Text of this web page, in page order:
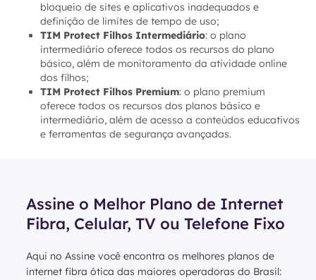
bloqueio de sites e aplicativos inadequados e
definição de limites de tempo de uso;
TIM Protect Filhos Intermediário: o plano
intermediário oferece todos os recursos do plano
básico, além de monitoramento da atividade online
dos filhos;
TIM Protect Filhos Premium: o plano premium
oferece todos os recursos dos planos básico e
intermediário, além de acesso a conteúdos educativos
e ferramentas de segurança avançadas.
Assine o Melhor Plano de Internet
Fibra, Celular, TV ou Telefone Fixo
Aqui no Assine você encontra os melhores planos de
internet fibra ótica das maiores operadoras do Brasil: